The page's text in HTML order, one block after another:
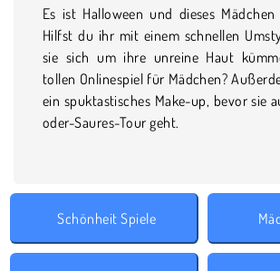
Es ist Halloween und dieses
Hilfst du ihr mit einem schnellen
sie sich um ihre unreine Haut
tollen Onlinespiel für Mädchen?
ein spuktastisches Make-up, bevor sie
oder-Saures-Tour geht.
Schönheit Spiele